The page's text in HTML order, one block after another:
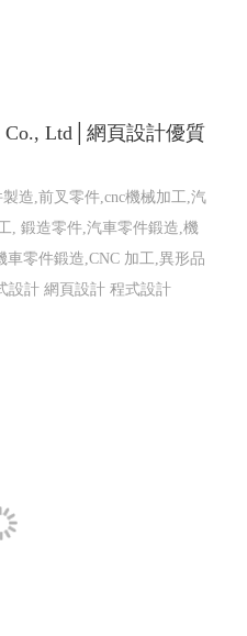
Ltd│網頁設計優質
造,前叉零件,cnc機械加工,汽
, 鍛造零件,汽車零件鍛造,機
零件鍛造,CNC 加工,異形品
設計網頁設計 程式設計